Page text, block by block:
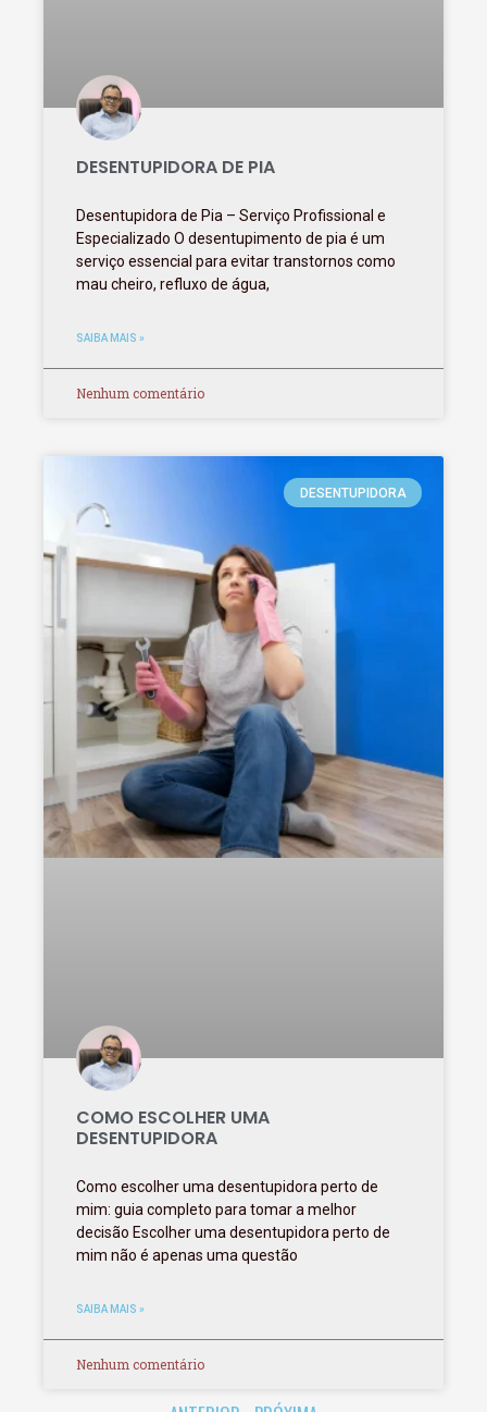
DESENTUPIDORA DE PIA
Desentupidora de Pia – Serviço Profissional e
Especializado O desentupimento de pia é um
serviço essencial para evitar transtornos como
mau cheiro, refluxo de água,
SAIBA MAIS »
Nenhum comentário
DESENTUPIDORA
COMO ESCOLHER UMA
DESENTUPIDORA
Como escolher uma desentupidora perto de
mim: guia completo para tomar a melhor
decisão Escolher uma desentupidora perto de
mim não é apenas uma questão
SAIBA MAIS »
Nenhum comentário